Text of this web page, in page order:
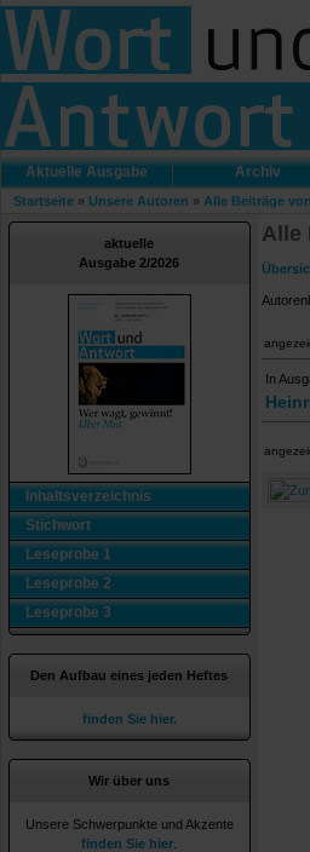
Aktuelle Ausgabe Archiv
Startseite » Unsere Autoren » Alle Beiträge
aktuelle
Ausgabe 2/2026
Inhaltsverzeichnis
Stichwort
Leseprobe 1
Leseprobe 2
Leseprobe 3
Den Aufbau eines jeden Heftes
finden Sie hier.
Wir über uns
Unsere Schwerpunkte und Akzente
finden Sie hier
Alle
In